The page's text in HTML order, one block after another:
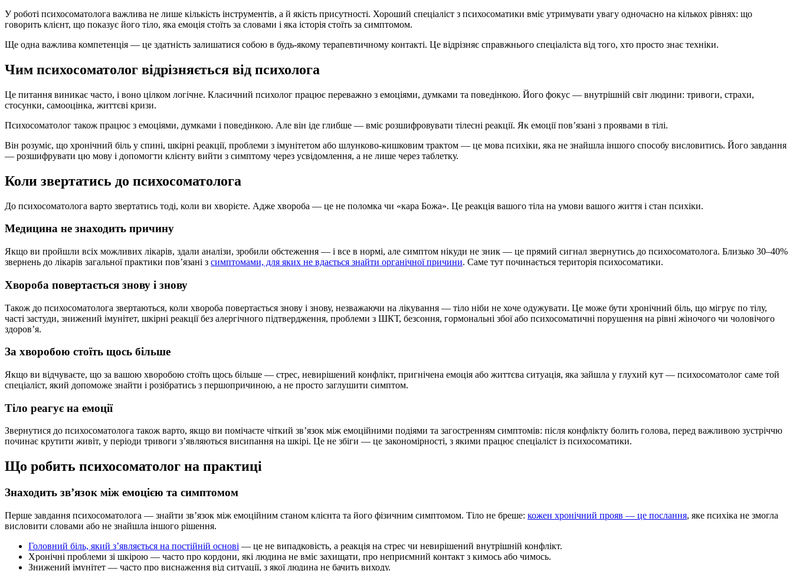
У роботі психосоматолога важлива не лише кількість інструментів, а й якість присутності. Хороший спеціаліст з психосоматики вміє утримувати увагу одночасно на кількох рівнях: що
говорить клієнт, що показує його тіло, яка емоція стоїть за словами і яка історія стоїть за симптомом.
Ще одна важлива компетенція — це здатність залишатися собою в будь-якому терапевтичному контакті. Це відрізняє справжнього спеціаліста від того, хто просто знає техніки.
Чим психосоматолог відрізняється від психолога
Це питання виникає часто, і воно цілком логічне. Класичний психолог працює переважно з емоціями, думками та поведінкою. Його фокус — внутрішній світ людини: тривоги, страхи,
стосунки, самооцінка, життєві кризи.
Психосоматолог також працює з емоціями, думками і поведінкою. Але він іде глибше — вміє розшифровувати тілесні реакції. Як емоції пов’язані з проявами в тілі.
Він розуміє, що хронічний біль у спині, шкірні реакції, проблеми з імунітетом або шлунково-кишковим трактом — це мова психіки, яка не знайшла іншого способу висловитись. Його завдання
— розшифрувати цю мову і допомогти клієнту вийти з симптому через усвідомлення, а не лише через таблетку.
Коли звертатись до психосоматолога
До психосоматолога варто звертатись тоді, коли ви хворієте. Адже хвороба — це не поломка чи «кара Божа». Це реакція вашого тіла на умови вашого життя і стан психіки.
Медицина не знаходить причину
Якщо ви пройшли всіх можливих лікарів, здали аналізи, зробили обстеження — і все в нормі, але симптом нікуди не зник — це прямий сигнал звернутись до психосоматолога. Близько 30–40%
звернень до лікарів загальної практики пов’язані з симптомами, для яких не вдається знайти органічної причини. Саме тут починається територія психосоматики.
Хвороба повертається знову і знову
Також до психосоматолога звертаються, коли хвороба повертається знову і знову, незважаючи на лікування — тіло ніби не хоче одужувати. Це може бути хронічний біль, що мігрує по тілу,
часті застуди, знижений імунітет, шкірні реакції без алергічного підтвердження, проблеми з ШКТ, безсоння, гормональні збої або психосоматичні порушення на рівні жіночого чи чоловічого
здоров’я.
За хворобою стоїть щось більше
Якщо ви відчуваєте, що за вашою хворобою стоїть щось більше — стрес, невирішений конфлікт, пригнічена емоція або життєва ситуація, яка зайшла у глухий кут — психосоматолог саме той
спеціаліст, який допоможе знайти і розібратись з першопричиною, а не просто заглушити симптом.
Тіло реагує на емоції
Звернутися до психосоматолога також варто, якщо ви помічаєте чіткий зв’язок між емоційними подіями та загостренням симптомів: після конфлікту болить голова, перед важливою зустріччю
починає крутити живіт, у періоди тривоги з’являються висипання на шкірі. Це не збіги — це закономірності, з якими працює спеціаліст із психосоматики.
Що робить психосоматолог на практиці
Знаходить зв’язок між емоцією та симптомом
Перше завдання психосоматолога — знайти зв’язок між емоційним станом клієнта та його фізичним симптомом. Тіло не бреше: кожен хронічний прояв — це послання, яке психіка не змогла
висловити словами або не знайшла іншого рішення.
Головний біль, який з’являється на постійній основі — це не випадковість, а реакція на стрес чи невирішений внутрішній конфлікт.
Хронічні проблеми зі шкірою — часто про кордони, які людина не вміє захищати, про неприємний контакт з кимось або чимось.
Знижений імунітет — часто про виснаження від ситуації, з якої людина не бачить виходу.